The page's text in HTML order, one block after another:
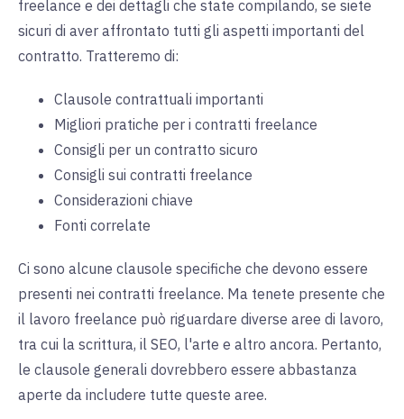
freelance e dei dettagli che state compilando, se siete
sicuri di aver affrontato tutti gli aspetti importanti del
contratto. Tratteremo di:
Clausole contrattuali importanti
Migliori pratiche per i contratti freelance
Consigli per un contratto sicuro
Consigli sui contratti freelance
Considerazioni chiave
Fonti correlate
Ci sono alcune clausole specifiche che devono essere
presenti nei contratti freelance. Ma tenete presente che
il lavoro freelance può riguardare diverse aree di lavoro,
tra cui la scrittura, il SEO, l'arte e altro ancora. Pertanto,
le clausole generali dovrebbero essere abbastanza
aperte da includere tutte queste aree.